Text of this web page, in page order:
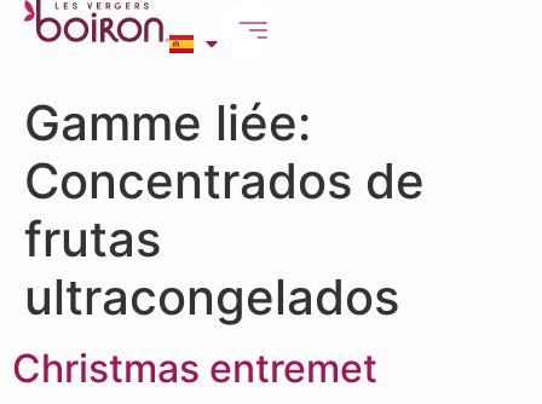
Gamme liée:
Concentrados de
frutas
ultracongelados
Christmas entremet